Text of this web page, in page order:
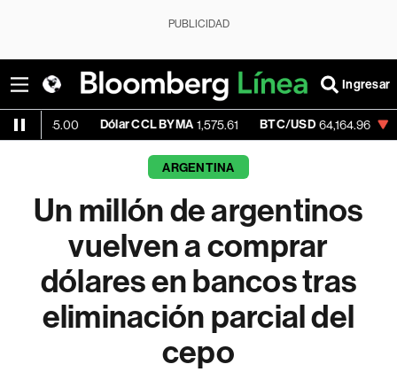
PUBLICIDAD
Ingresar
Dólar CCL BYMA 1,575.61 BTC/USD 64,164.96 -0.21%
ARGENTINA
Un millón de argentinos
vuelven a comprar
dólares en bancos tras
eliminación parcial del
cepo